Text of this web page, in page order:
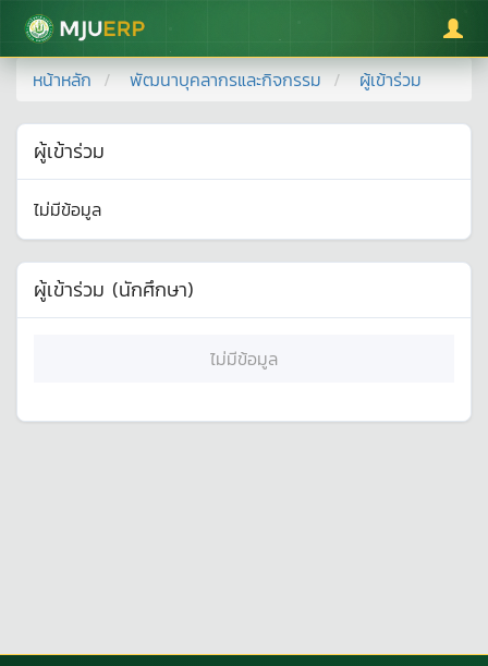
มหาวิทยาลัยแม่โจ้
หน้าหลัก พัฒนาบุคลากรและกิจกรรม ผู้เข้าร่วม
ผู้เข้าร่วม
ไม่มีข้อมูล
ผู้เข้าร่วม (นักศึกษา)
ไม่มีข้อมูล